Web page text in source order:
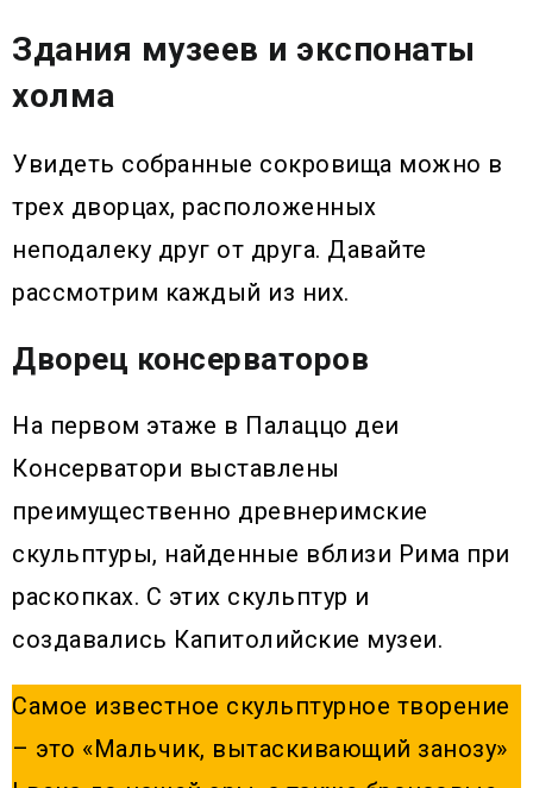
Здания музеев и экспонаты
холма
Увидеть собранные сокровища можно в
трех дворцах, расположенных
неподалеку друг от друга. Давайте
рассмотрим каждый из них.
Дворец консерваторов
На первом этаже в Палаццо деи
Консерватори выставлены
преимущественно древнеримские
скульптуры, найденные вблизи Рима при
раскопках. С этих скульптур и
создавались Капитолийские музеи.
Самое известное скульптурное творение
– это «Мальчик, вытаскивающий занозу»